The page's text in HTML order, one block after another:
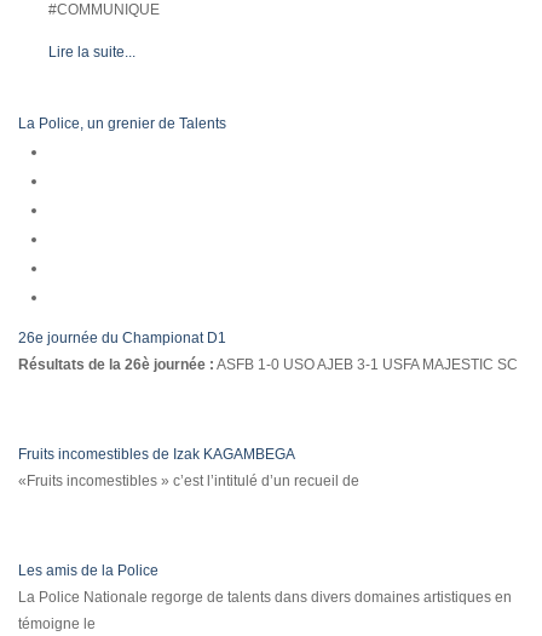
#COMMUNIQUE
Lire la suite...
La Police, un grenier de Talents
26e journée du Championat D1
Résultats de la 26è journée : ASFB 1-0 USO AJEB 3-1 USFA MAJESTIC SC
Fruits incomestibles de Izak KAGAMBEGA
«Fruits incomestibles » c’est l’intitulé d’un recueil de
Les amis de la Police
La Police Nationale regorge de talents dans divers domaines artistiques en
témoigne le